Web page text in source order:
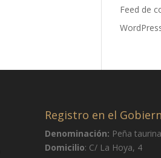
Feed de
Registro en el
Denominación: Peña
Domicilio: C/ La Hoya, 4